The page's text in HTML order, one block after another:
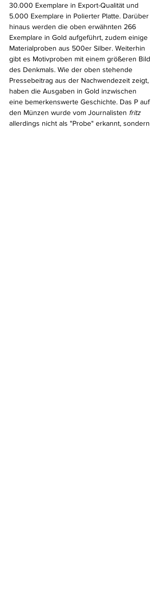
30.000 Exemplare in Export-Qualität und
5.000 Exemplare in Polierter Platte. Darüber
hinaus werden die oben erwähnten 266
Exemplare in Gold aufgeführt, zudem einige
Materialproben aus 500er Silber. Weiterhin
gibt es Motivproben mit einem größeren Bild
des Denkmals. Wie der oben stehende
Pressebeitrag aus der Nachwendezeit zeigt,
haben die Ausgaben in Gold inzwischen
eine bemerkenswerte Geschichte. Das P auf
den Münzen wurde vom Journalisten fritz
allerdings nicht als "Probe" erkannt, sondern